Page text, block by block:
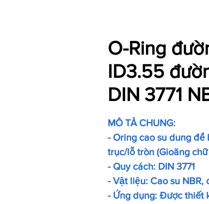
O-Ring
ID3.55
DIN 3771
MÔ TẢ CHUNG:
- Oring cao su dung
trục/lỗ tròn (Gioăng chữ
- Quy cách: DIN 3771
- Vật liệu: Cao su NBR,
- Ứng dụng: Được thiết